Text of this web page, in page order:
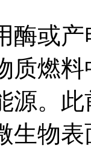
酶或
质燃
源。
生物